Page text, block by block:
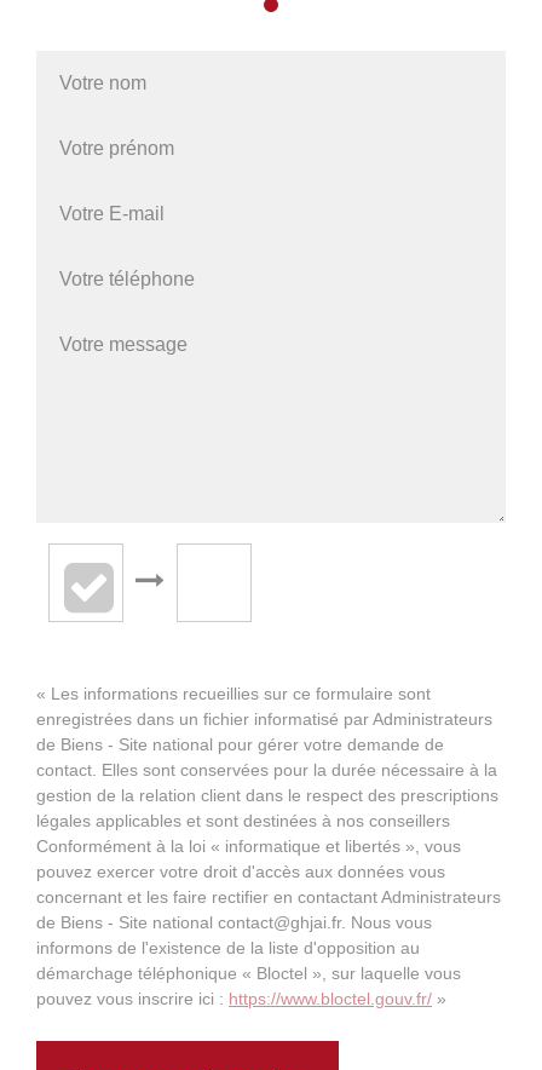
« Les informations recueillies sur ce formulaire sont
enregistrées dans un fichier informatisé par Administrateurs
de Biens - Site national pour gérer votre demande de
contact. Elles sont conservées pour la durée nécessaire à la
gestion de la relation client dans le respect des prescriptions
légales applicables et sont destinées à nos conseillers
Conformément à la loi « informatique et libertés », vous
pouvez exercer votre droit d'accès aux données vous
concernant et les faire rectifier en contactant Administrateurs
de Biens - Site national contact@ghjai.fr. Nous vous
informons de l'existence de la liste d'opposition au
démarchage téléphonique « Bloctel », sur laquelle vous
pouvez vous inscrire ici : https://www.bloctel.gouv.fr/ »